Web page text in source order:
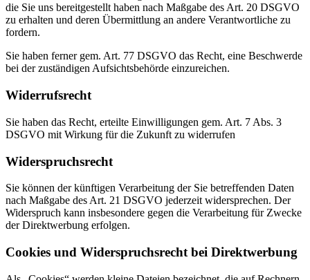
die Sie uns bereitgestellt haben nach Maßgabe des Art. 20 DSGVO
zu erhalten und deren Übermittlung an andere Verantwortliche zu
fordern.
Sie haben ferner gem. Art. 77 DSGVO das Recht, eine Beschwerde
bei der zuständigen Aufsichtsbehörde einzureichen.
Widerrufsrecht
Sie haben das Recht, erteilte Einwilligungen gem. Art. 7 Abs. 3
DSGVO mit Wirkung für die Zukunft zu widerrufen
Widerspruchsrecht
Sie können der künftigen Verarbeitung der Sie betreffenden Daten
nach Maßgabe des Art. 21 DSGVO jederzeit widersprechen. Der
Widerspruch kann insbesondere gegen die Verarbeitung für Zwecke
der Direktwerbung erfolgen.
Cookies und Widerspruchsrecht bei Direktwerbung